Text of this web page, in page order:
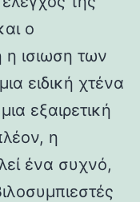
ο
η ισιωση των
ειδική χτένα
εξαιρετική
η
ένα συχνό,